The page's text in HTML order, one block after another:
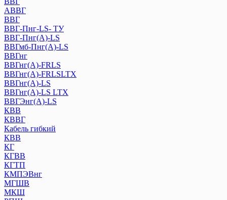
АВВГ
ВВГ
ВВГ-Пнг-LS- ТУ
ВВГ-Пнг(А)-LS
ВВГмб-Пнг(А)-LS
ВВГнг
ВВГнг(А)-FRLS
ВВГнг(А)-FRLSLTX
ВВГнг(А)-LS
ВВГнг(А)-LS LTХ
ВВГЭнг(А)-LS
КВВ
КВВГ
Кабель гибкий
КВВ
КГ
КГВВ
КГТП
КМПЭВнг
МГШВ
МКШ